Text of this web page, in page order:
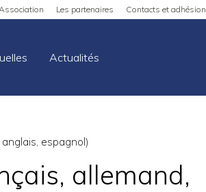
Les partenaires Contacts et adhésion
Actualités
espagnol)
allemand,